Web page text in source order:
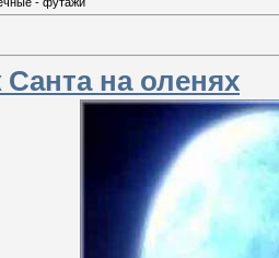
Санта на оленях